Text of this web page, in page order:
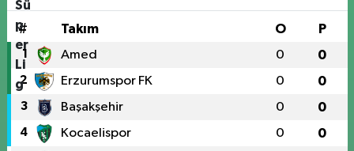
# Takım O P
1 Amed 0 0
2 Erzurumspor FK 0 0
3 Başakşehir 0 0
4 Kocaelispor 0 0